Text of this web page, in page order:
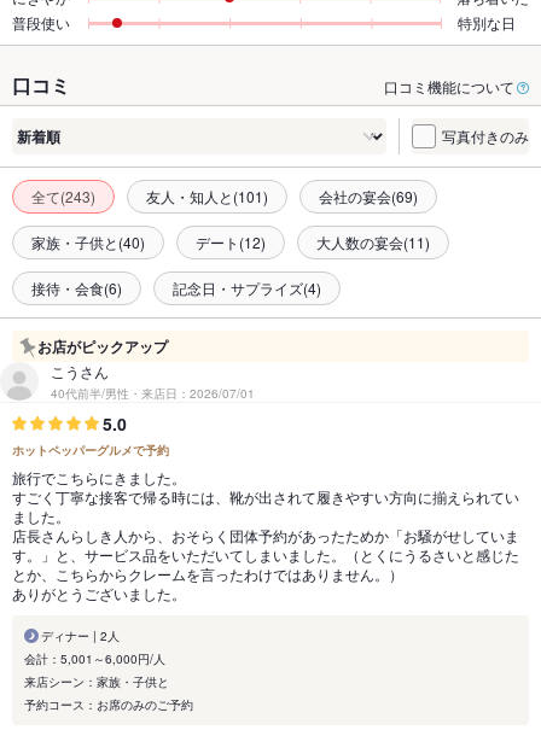
普段使い
特別な日
口コミ 口コミ機能について
写真付きのみ
全て(243) 友人・知人と(101) 会社の宴会(69)
家族・子供と(40) デート(12) 大人数の宴会(11)
接待・会食(6) 記念日・サプライズ(4)
お店がピックアップ
こうさん
40代前半/男性・来店日：2026/07/01
5.0
ホットペッパーグルメで予約
旅行でこちらにきました。
すごく丁寧な接客で帰る時には、靴が出されて履きやすい方向に揃えられてい
ました。
店長さんらしき人から、おそらく団体予約があったためか「お騒がせしていま
す。」と、サービス品をいただいてしまいました。（とくにうるさいと感じた
とか、こちらからクレームを言ったわけではありません。）
ありがとうございました。
ディナー | 2人
会計：5,001～6,000円/人
来店シーン：家族・子供と
予約コース：お席のみのご予約